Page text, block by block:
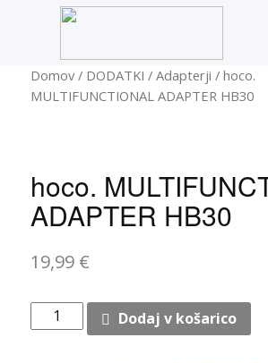
Domov / DODATKI /Adapterji / hoco.
MULTIFUNCTIONAL ADAPTER HB30
hoco.
ADAPTER HB30
19,99 €
hoco.
MULTIFUNCTIONAL
Dodaj v košarico